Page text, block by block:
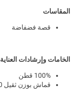
المقاسات
قصة فضفاضة
الخامات وإرشادات العناية
100% قطن
قماش بوزن ثقيل 330 غرام/م²